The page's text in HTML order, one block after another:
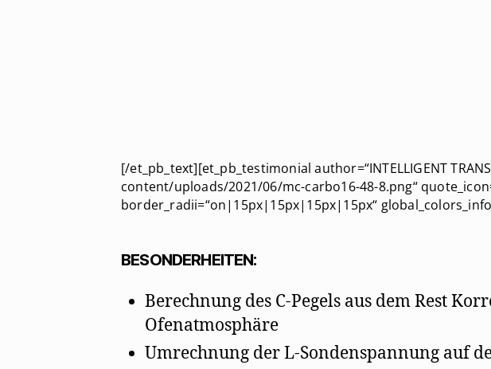
[/et_pb_text][et_pb_testimonial author=“INTELLIGENT
content/uploads/2021/06/mc-carbo16-48-8.png“
border_radii=“on|15px|15px|15px|15px“
BESONDERHEITEN:
Berechnung des C-Pegels aus dem Rest
Ofenatmosphäre
Umrechnung der L-Sondenspannung auf